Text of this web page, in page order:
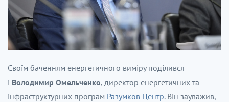
Своїм баченням енергетичного виміру поділився
і Володимир Омельченко, директор енергетичних та
інфраструктурних програм Разумков Центр. Він зауважив,